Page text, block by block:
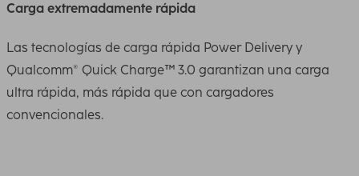
Carga extremadamente rápida
Las tecnologías de carga rápida Power Delivery y
Qualcomm® Quick Charge™ 3.0 garantizan una carga
ultra rápida, más rápida que con cargadores
convencionales.